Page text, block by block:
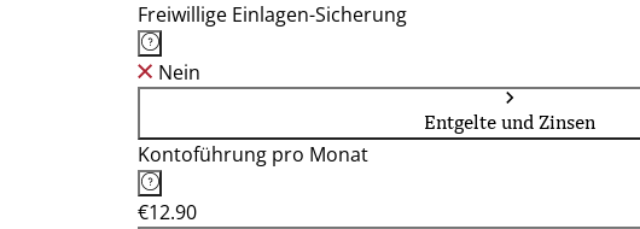
Freiwillige Einlagen-Sicherung
Nein
Entgelte und Zinsen
Kontoführung pro Monat
€12.90